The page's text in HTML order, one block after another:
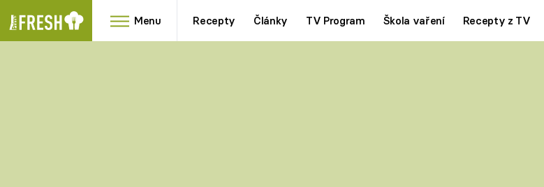
Menu Recepty Články TV Program Škola vaření Recepty z TV